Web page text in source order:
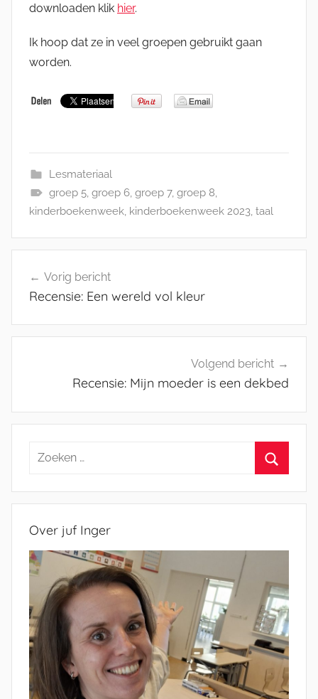
downloaden klik hier.
Ik hoop dat ze in veel groepen gebruikt gaan
worden.
Lesmateriaal
groep 5, groep 6, groep 7, groep 8,
kinderboekenweek, kinderboekenweek 2023, taal
navigatie
Vorig bericht
Recensie: Een wereld vol kleur
Volgend bericht
Recensie: Mijn moeder is een dekbed
Zoeken
Over juf Inger